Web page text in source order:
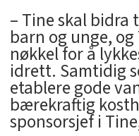
– Tine skal
barn og unge,
nøkkel for å
idrett. Samtidig
etablere gode
bærekraftig
sponsorsjef i